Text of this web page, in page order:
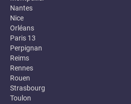
Nantes
Nice
Orléans
Paris 13
Perpignan
Reims
Rennes
Rouen
Strasbourg
Toulon